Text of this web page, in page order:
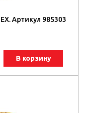
Артикул 985303
В корзину